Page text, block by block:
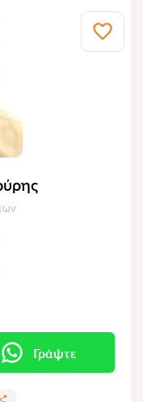
Γράψτε